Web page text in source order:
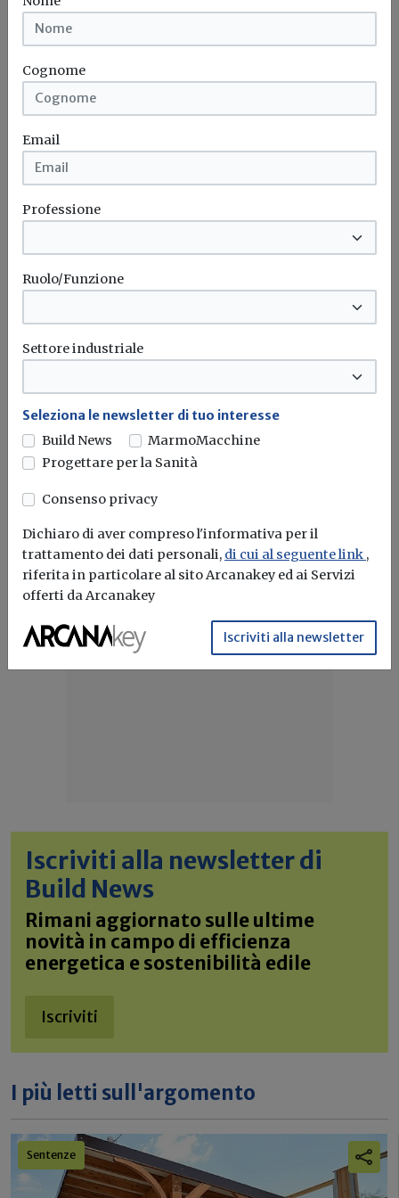
legge equo compenso,...
Equo compenso Consiglio di stato Codice appalti Cni ...
Testo Unico Edilizia e Salva Casa: il
Consiglio di Stato sul recupero dei
definizione di sottotetto contenuta...
Decreto salva casa Testo unico edilizia Recupero Sottotetti ...
Normativa
Immobile abusivo, Consiglio di Stato:
l’acquirente risponde dell’abuso edilizio
È irrilevante il fatto che l'abuso edilizio è molto risalente e
che...
Abusi edilizi Consiglio di stato
Iscriviti alla newsletter di
Build News
Rimani aggiornato sulle ultime
novità in campo di efficienza
energetica e sostenibilità edile
Iscriviti
I più letti sull'argomento
Sentenze
Cognome
Email
Professione
Ruolo/Funzione
Settore industriale
Seleziona le newsletter di tuo interesse
Build News
MarmoMacchine
Progettare per la Sanità
Consenso privacy
Dichiaro di aver compreso l'informativa per il
trattamento dei dati personali, di cui al seguente link ,
riferita in particolare al sito Arcanakey ed ai Servizi
offerti da Arcanakey
Iscriviti alla newsletter